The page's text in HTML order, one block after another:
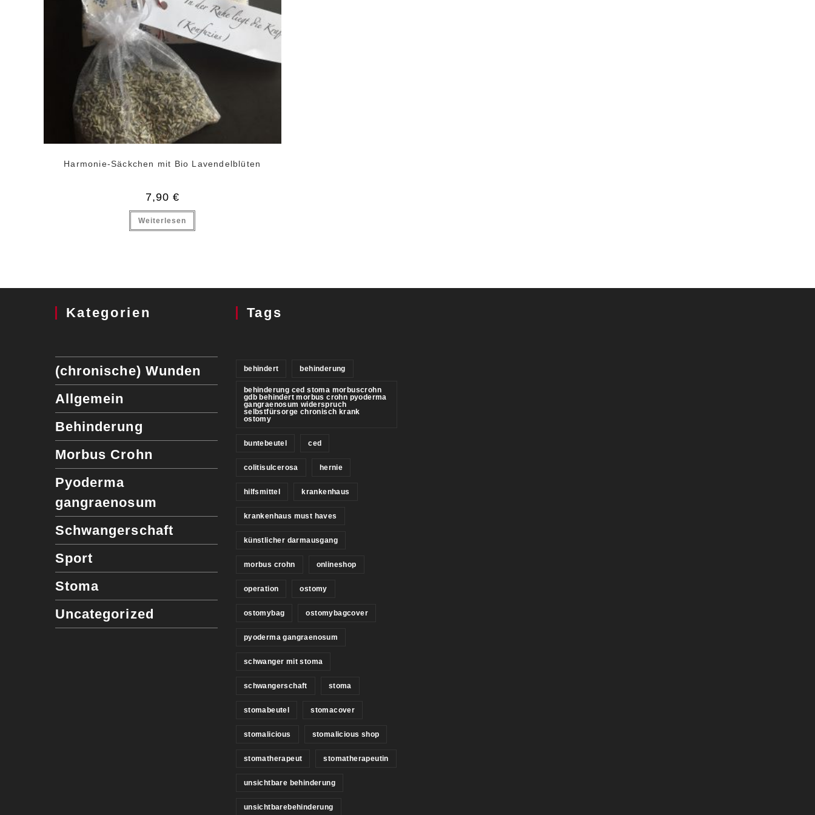
Harmonie-Säckchen mit Bio Lavendelblüten
7,90 €
Weiterlesen
Kategorien
(chronische) Wunden
Allgemein
Behinderung
Morbus Crohn
Pyoderma
gangraenosum
Schwangerschaft
Sport
Stoma
Uncategorized
Tags
behindert behinderung
behinderung ced stoma morbuscrohn
gdb behindert morbus crohn pyoderma
gangraenosum widerspruch
selbstfürsorge chronisch krank
ostomy
buntebeutel ced
colitisulcerosa hernie
hilfsmittel krankenhaus
krankenhaus must haves
künstlicher darmausgang
morbus crohn onlineshop
operation ostomy
ostomybag ostomybagcover
pyoderma gangraenosum
schwanger mit stoma
schwangerschaft stoma
stomabeutel stomacover
stomalicious stomalicious shop
stomatherapeut stomatherapeutin
unsichtbare behinderung
unsichtbarebehinderung